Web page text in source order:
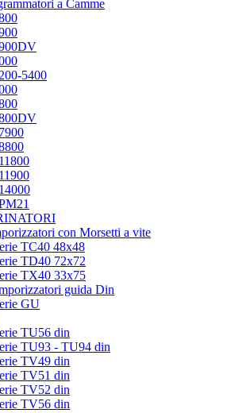
a Camme
5400
con Morsetti a vite
TC40 48x48
TD40 72x72
TX40 33x75
guida Din
GU
TU56 din
TU93 - TU94 din
TV49 din
TV51 din
TV52 din
TV56 din